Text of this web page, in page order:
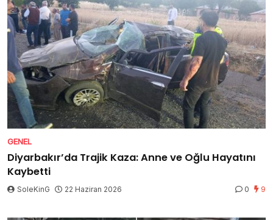
GENEL
Diyarbakır’da Trajik Kaza: Anne ve Oğlu Hayatını
Kaybetti
SoleKinG 22 Haziran 2026 0 9